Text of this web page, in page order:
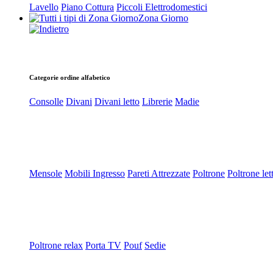
Lavello Piano Cottura Piccoli Elettrodomestici
Zona Giorno
Categorie ordine alfabetico
Consolle Divani Divani letto Librerie Madie
Mensole Mobili Ingresso Pareti Attrezzate Poltrone Poltrone
Poltrone relax Porta TV Pouf Sedie